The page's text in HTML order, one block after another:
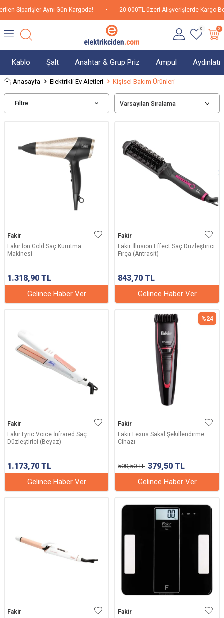
Siparişler Aynı Gün Kargoda! 20.000TL üzeri Alışverişlerde Kargo
0 0
Kablo Şalt Anahtar & Grup Priz Ampul
Anasayfa Elektrikli Ev Aletleri Kişisel Bakım Ürünleri
Filtre
Fakir
Fakir İon Gold Saç Kurutma
Makinesi
1.318,90 TL
Gelince Haber Ver
Fakir
Fakir İllusion Effect Saç Düzleştirici
Fırça (Antrasit)
843,70 TL
Gelince Haber Ver
Fakir
Fakir Lyric Voice İnfrared Saç
Düzleştirici (Beyaz)
1.173,70 TL
Gelince Haber Ver
%24
Fakir
Fakir Lexus Sakal Şekillendirme
Cihazı
500,50TL 379,50 TL
Gelince Haber Ver
Fakir
Fakir